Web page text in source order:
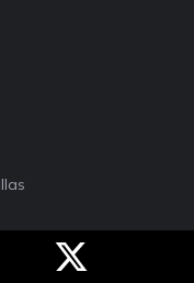
Contacto
Con Nosotros